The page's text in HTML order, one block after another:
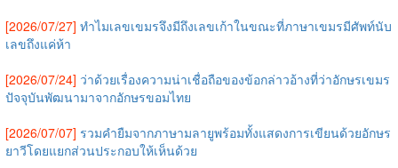
[2026/07/27] ทำไมเลขเขมรจึงมีถึงเลขเก้าในขณะที่ภาษาเขมรมีศัพท์นับ
เลขถึงแค่ห้า
[2026/07/24] ว่าด้วยเรื่องความน่าเชื่อถือของข้อกล่าวอ้างที่ว่าอักษรเขมร
ปัจจุบันพัฒนามาจากอักษรขอมไทย
[2026/07/07] รวมคำยืมจากภาษามลายูพร้อมทั้งแสดงการเขียนด้วยอักษร
ยาวีโดยแยกส่วนประกอบให้เห็นด้วย